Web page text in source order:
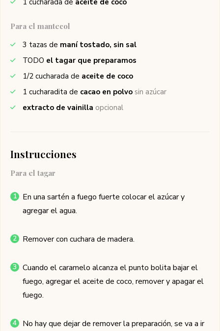
Para el mantecol
3 tazas de maní tostado, sin sal
TODO el tagar que preparamos
1/2 cucharada de aceite de coco
1 cucharadita de cacao en polvo sin azúcar
extracto de vainilla opcional
Instrucciones
Para el tagar
En una sartén a fuego fuerte colocar el azúcar y
agregar el agua.
Remover con cuchara de madera.
Cuando el caramelo alcanza el punto bolita bajar el
fuego, agregar el aceite de coco, remover y apagar el
fuego.
No hay que dejar de remover la preparación, se va a ir